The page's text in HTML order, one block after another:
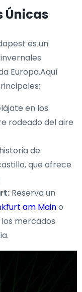
Únicas
es un
Europa.Aquí
en los
rodeado del aire
de
que ofrece
Reserva un
am Maino
mercados